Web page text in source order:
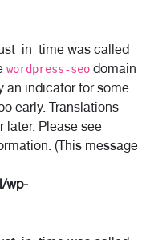
was called
wordpress-seo domain
an indicator for some
early. Translations
later. Please see
(This message
wp-